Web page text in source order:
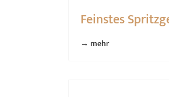
Feinstes
→ mehr